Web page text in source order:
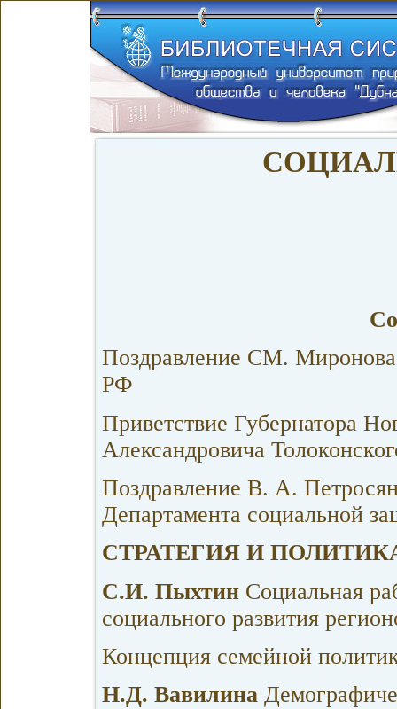
Поздравление СМ.
РФ
Приветствие Губернатора
Александровича
Поздравление В. А.
Департамента социальной
СТРАТЕГИЯ И
С.И. Пыхтин Социальная
социального развития
Концепция семейной
Н.Д. Вавилина